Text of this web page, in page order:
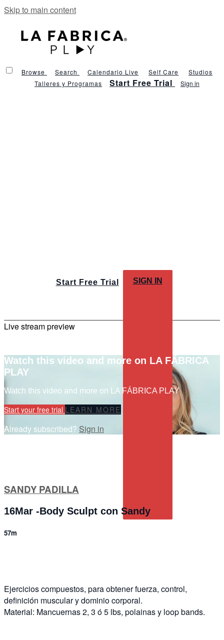
Skip to main content
Browse Search Calendario Live Self Care
Studios
Talleres y Programas
Start Free Trial Sign in
Start Free Trial SIGN IN
Live stream preview
Watch this video and more on LA FÁBRICA
PLAY
Watch this video and more on LA FÁBRICA PLAY
Start your free trial LEARN MORE
Already subscribed? Sign in
SANDY PADILLA
16Mar -Body Sculpt con Sandy
57m
Ejercicios compuestos, para obtener fuerza, control,
definición muscular y dominio corporal.
Material: Mancuernas 2, 3 ó 5 lbs, polainas y loop bands.